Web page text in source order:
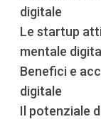
digitale
Le startup
mentale
Benefici e
digitale
Il potenziale